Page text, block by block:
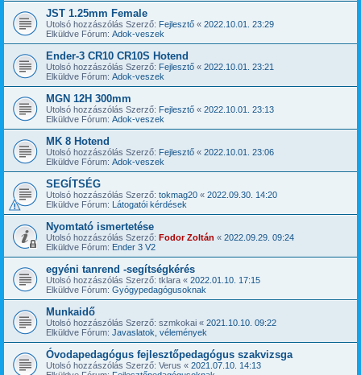
JST 1.25mm Female
Utolsó hozzászólás Szerző: Fejlesztő « 2022.10.01. 23:29
Elküldve Fórum: Adok-veszek
Ender-3 CR10 CR10S Hotend
Utolsó hozzászólás Szerző: Fejlesztő « 2022.10.01. 23:21
Elküldve Fórum: Adok-veszek
MGN 12H 300mm
Utolsó hozzászólás Szerző: Fejlesztő « 2022.10.01. 23:13
Elküldve Fórum: Adok-veszek
MK 8 Hotend
Utolsó hozzászólás Szerző: Fejlesztő « 2022.10.01. 23:06
Elküldve Fórum: Adok-veszek
SEGÍTSÉG
Utolsó hozzászólás Szerző: tokmag20 « 2022.09.30. 14:20
Elküldve Fórum: Látogatói kérdések
Nyomtató ismertetése
Utolsó hozzászólás Szerző: Fodor Zoltán « 2022.09.29. 09:24
Elküldve Fórum: Ender 3 V2
egyéni tanrend -segítségkérés
Utolsó hozzászólás Szerző: tklara « 2022.01.10. 17:15
Elküldve Fórum: Gyógypedagógusoknak
Munkaidő
Utolsó hozzászólás Szerző: szmkokai « 2021.10.10. 09:22
Elküldve Fórum: Javaslatok, vélemények
Óvodapedagógus fejlesztőpedagógus szakvizsga
Utolsó hozzászólás Szerző: Verus « 2021.07.10. 14:13